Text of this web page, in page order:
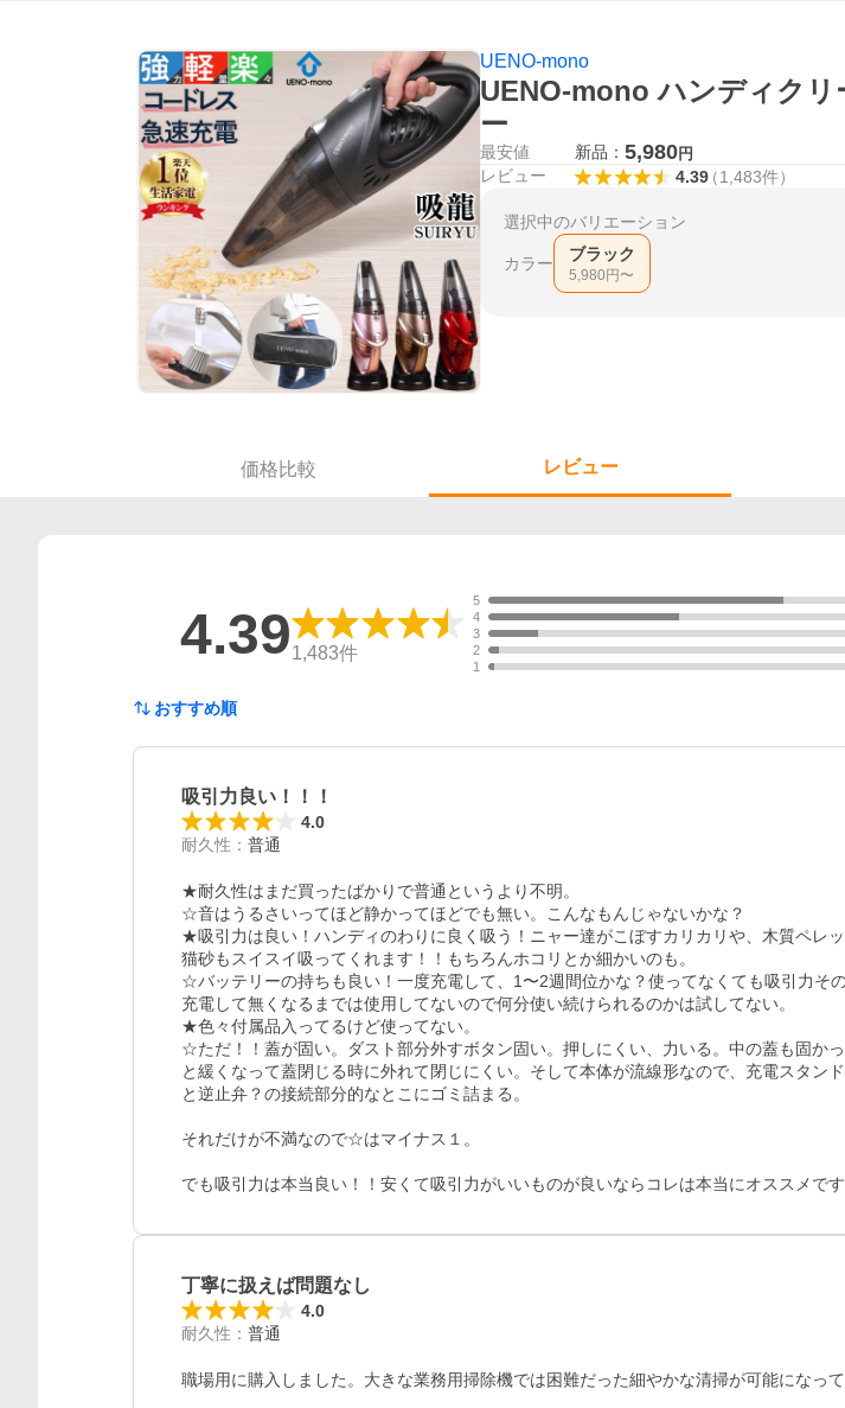
UENO-mono
UENO-mono ハンディク
ー
最安値 新品： 5,980円
レビュー 4.39（1,483件）
選択中のバリエーション
カラー ブラック
5,980 円〜
価格比較 レビュー
4.391,483件
5
4
3
2
1
おすすめ順
吸引力良い！！！
4.0
耐久性 ： 普通
★耐久性はまだ買ったばかりで普通というより不明。
☆音はうるさいってほど静かってほどでも無い。こんなもんじゃないかな？
★吸引力は良い！ハンディのわりに良く吸う！ニャー達がこぼすカリカリや、木質ペレ
猫砂もスイスイ吸ってくれます！！もちろんホコリとか細かいのも。
☆バッテリーの持ちも良い！一度充電して、1〜2週間位かな？使ってなくても吸引力そ
充電して無くなるまでは使用してないので何分使い続けられるのかは試してない。
★色々付属品入ってるけど使ってない。
☆ただ！！蓋が固い。ダスト部分外すボタン固い。押しにくい、力いる。中の蓋も固か
と緩くなって蓋閉じる時に外れて閉じにくい。そして本体が流線形なので、充電スタン
と逆止弁？の接続部分的なとこにゴミ詰まる。
それだけが不満なので☆はマイナス１。
でも吸引力は本当良い！！安くて吸引力がいいものが良いならコレは本当にオススメです
丁寧に扱えば問題なし
4.0
耐久性 ： 普通
職場用に購入しました。大きな業務用掃除機では困難だった細やかな清掃が可能になって